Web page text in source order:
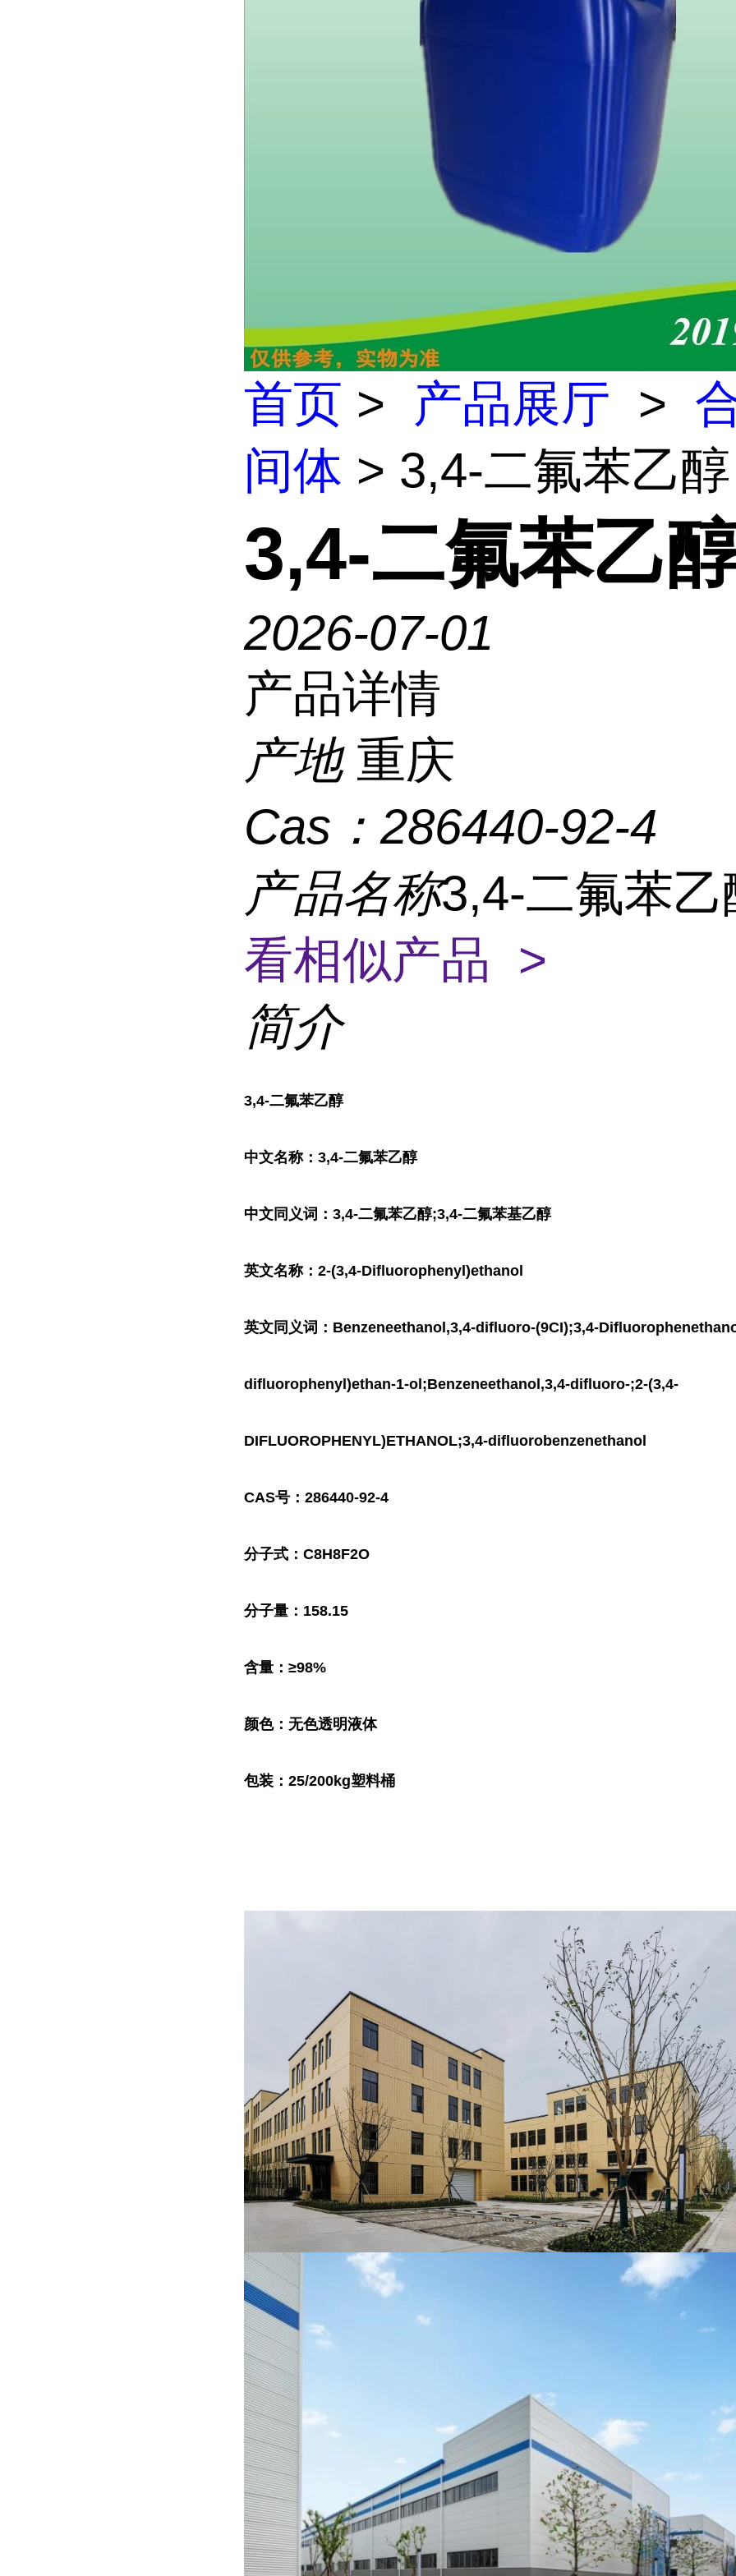
首页 > 产品展厅 >
间体 > 3,4-二氟苯乙醇
3,4-二氟苯乙
2026-07-01
产品详情
产地 重庆
Cas： 286440-92-4
产品名称3,4-二氟苯
看相似产品 >
简介
3,4-二氟苯乙醇
中文名称：3,4-二氟苯乙醇
中文同义词：3,4-二氟苯乙醇;3,4-二氟苯基乙醇
英文名称：2-(3,4-Difluorophenyl)ethanol
英文同义词：Benzeneethanol,3,4-difluoro-(9CI);3,4-
difluorophenyl)ethan-1-ol;Benzeneethanol,3,4-difluoro-;2-(3,4-
DIFLUOROPHENYL)ETHANOL;3,4-difluorobenzenethanol
CAS号：286440-92-4
分子式：C8H8F2O
分子量：158.15
含量：≥98%
颜色：无色透明液体
包装：25/200kg塑料桶